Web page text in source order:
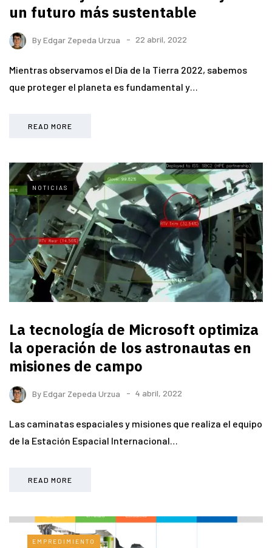
un futuro más sustentable
ByEdgar Zepeda Urzua 22 abril, 2022
Mientras observamos el Día de la Tierra 2022, sabemos
que proteger el planeta es fundamental y…
READ MORE
NOTICIAS
La tecnología de Microsoft optimiza
la operación de los astronautas en
misiones de campo
ByEdgar Zepeda Urzua 4 abril, 2022
Las caminatas espaciales y misiones que realiza el equipo
de la Estación Espacial Internacional…
READ MORE
EMPREDIMIENTO